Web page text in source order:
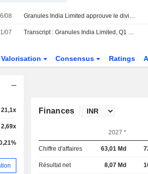
08 Granules India Limited approuve le dividende final pour l'exercice 2025-2026
07 Transcript : Granules India Limited, Q1 2027 Earnings Call, Jul 21, 2026
Valorisation Consensus Ratings
21,1x
2,69x
Finances
2027 *
Chiffre d'affaires 63,01 Md
Résultat net 8,07 Md